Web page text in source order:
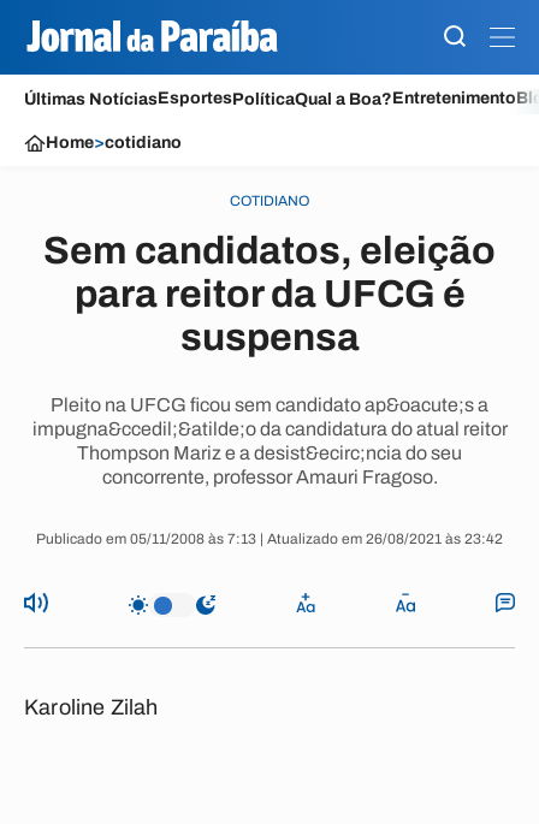
Últimas NotíciasEsportesPolíticaQual a Boa?Entretenimento
Home>cotidiano
COTIDIANO
Sem candidatos, eleição
para reitor da UFCG é
suspensa
Pleito na UFCG ficou sem candidato ap&oacute;s a
impugna&ccedil;&atilde;o da candidatura do atual reitor
Thompson Mariz e a desist&ecirc;ncia do seu
concorrente, professor Amauri Fragoso.
Publicado em 05/11/2008 às 7:13 | Atualizado em 26/08/2021 às 23:42
Karoline Zilah